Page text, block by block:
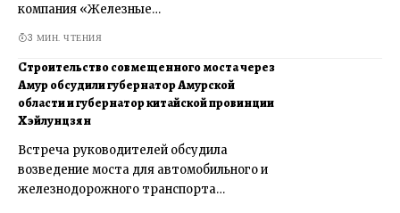
компания «Железные…
3 МИН. ЧТЕНИЯ
Строительство совмещенного моста через
Амур обсудили губернатор Амурской
области и губернатор китайской провинции
Хэйлунцзян
Встреча руководителей обсудила
возведение моста для автомобильного и
железнодорожного транспорта…